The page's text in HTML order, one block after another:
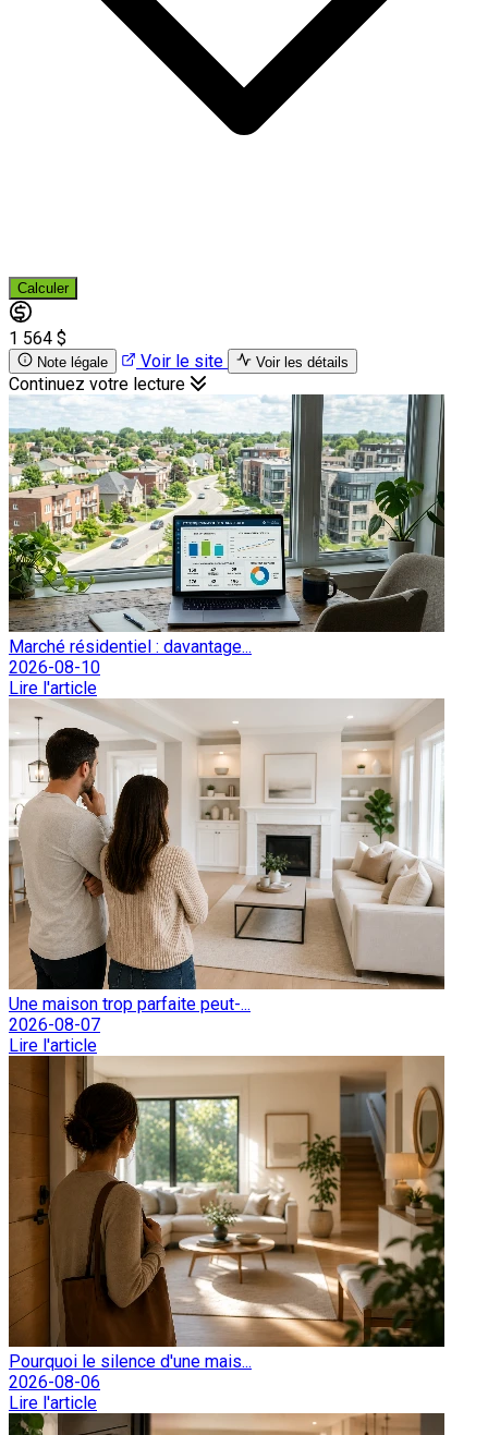
Calculer
1 564 $
Note légale Voir le site Voir les détails
Continuez votre lecture
Marché résidentiel : davantage...
2026-08-10
Lire l'article
Une maison trop parfaite peut-...
2026-08-07
Lire l'article
Pourquoi le silence d'une mais...
2026-08-06
Lire l'article